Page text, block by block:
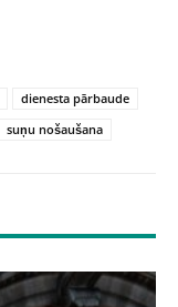
dienesta pārbaude
suņu nošaušana